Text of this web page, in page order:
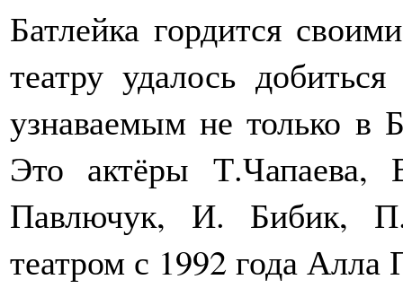
Батлейка гордится
театру удалось
узнаваемым не только в
Это актёры
Павлючук, И. Бибик,
театром с 1992 года Алла